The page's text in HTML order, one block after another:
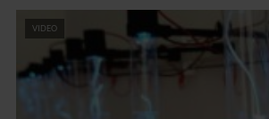
VIDEO